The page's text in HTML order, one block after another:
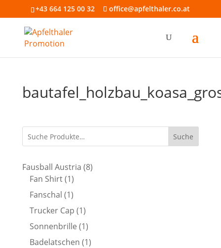
+43 664 125 00 32 office@apfelthaler.co.at
Suche
Fausball Austria 88
Fan Shirt 11
Produkt
Fanschal 11
Produkt
Trucker Cap 11
Produkt
Sonnenbrille 11
Produkt
Badelatschen 11